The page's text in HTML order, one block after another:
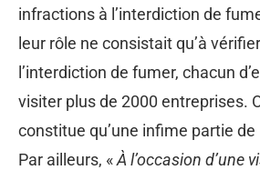
infractions à l’interdiction de
leur rôle ne consistait qu’à
l’interdiction de fumer, chacun
visiter plus de 2000 entreprises.
constitue qu’une infime partie
Par ailleurs, «À l’occasion d’une